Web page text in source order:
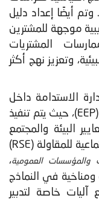
أيضًا إعداد دليل
موجهة للمشترين
المشتريات
وتعزيز نهج أكثر
الاستدامة داخل
المقاولات والمؤسسات العمومية (EEP)، حيث يتم تنفيذ
البيئة والمجتمع
والحكامة (ESG) والمسؤولية الاجتماعية للمقاولة (RSE)
والمؤسسات العمومية،
ومناخية في النماذج
آليات خاصة لتدبير